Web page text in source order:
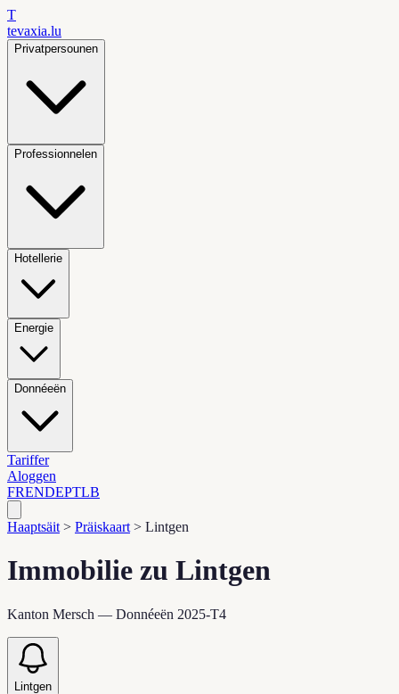
T
tevaxia.lu
Privatpersounen
Professionnelen
Hotellerie
Energie
Donnéeën
Tariffer
Aloggen
FRENDEPTLB
Haaptsäit > Präiskaart > Lintgen
Immobilie zu Lintgen
Kanton Mersch — Donnéeën 2025-T4
Lintgen